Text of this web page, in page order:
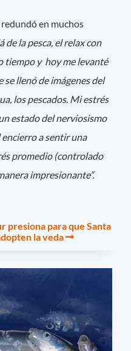
en muchos
de la pesca, el relax con
tiempo y hoy me levanté
llenó de imágenes del
los pescados. Mi estrés
estado del nerviosismo
a sentir una
promedio (controlado
impresionante”.
presiona para que Santa
la veda